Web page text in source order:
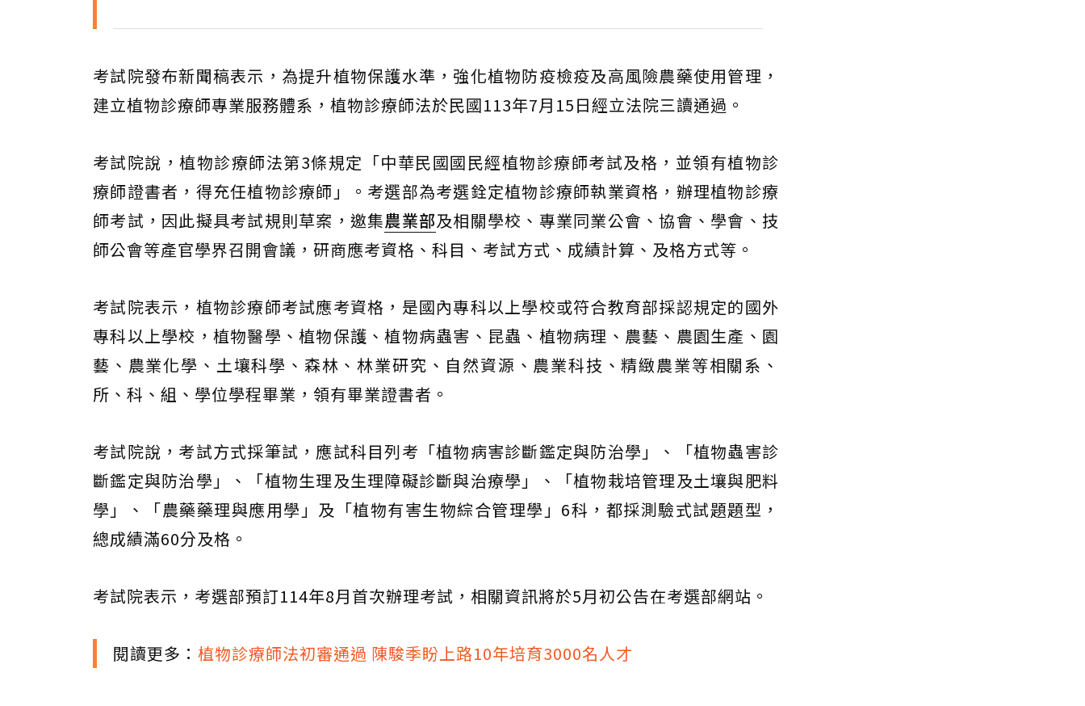
考試院發布新聞稿表示，為提升植物保護水準，強化植物防疫檢疫及高風險農藥使用管理，
建立植物診療師專業服務體系，植物診療師法於民國113年7月15日經立法院三讀通過。
考試院說，植物診療師法第3條規定「中華民國國民經植物診療師考試及格，並領有植物診
療師證書者，得充任植物診療師」。考選部為考選銓定植物診療師執業資格，辦理植物診療
師考試，因此擬具考試規則草案，邀集農業部及相關學校、專業同業公會、協會、學會、技
師公會等產官學界召開會議，研商應考資格、科目、考試方式、成績計算、及格方式等。
考試院表示，植物診療師考試應考資格，是國內專科以上學校或符合教育部採認規定的國外
專科以上學校，植物醫學、植物保護、植物病蟲害、昆蟲、植物病理、農藝、農園生產、園
藝、農業化學、土壤科學、森林、林業研究、自然資源、農業科技、精緻農業等相關系、
所、科、組、學位學程畢業，領有畢業證書者。
考試院說，考試方式採筆試，應試科目列考「植物病害診斷鑑定與防治學」、「植物蟲害診
斷鑑定與防治學」、「植物生理及生理障礙診斷與治療學」、「植物栽培管理及土壤與肥料
學」、「農藥藥理與應用學」及「植物有害生物綜合管理學」6科，都採測驗式試題題型，
總成績滿60分及格。
考試院表示，考選部預訂114年8月首次辦理考試，相關資訊將於5月初公告在考選部網站。
閱讀更多： 植物診療師法初審通過 陳駿季盼上路10年培育3000名人才